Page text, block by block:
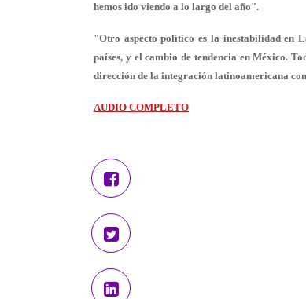
hemos ido viendo a lo largo del año".
"Otro aspecto político es la inestabilidad en
países, y el cambio de tendencia en México.
dirección de la integración latinoamericana
AUDIO COMPLETO